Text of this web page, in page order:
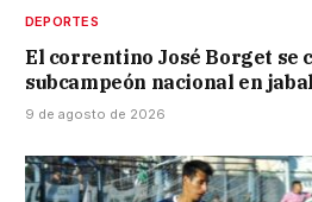
DEPORTES
El correntino José Borget se
subcampeón nacional en
9 de agosto de 2026